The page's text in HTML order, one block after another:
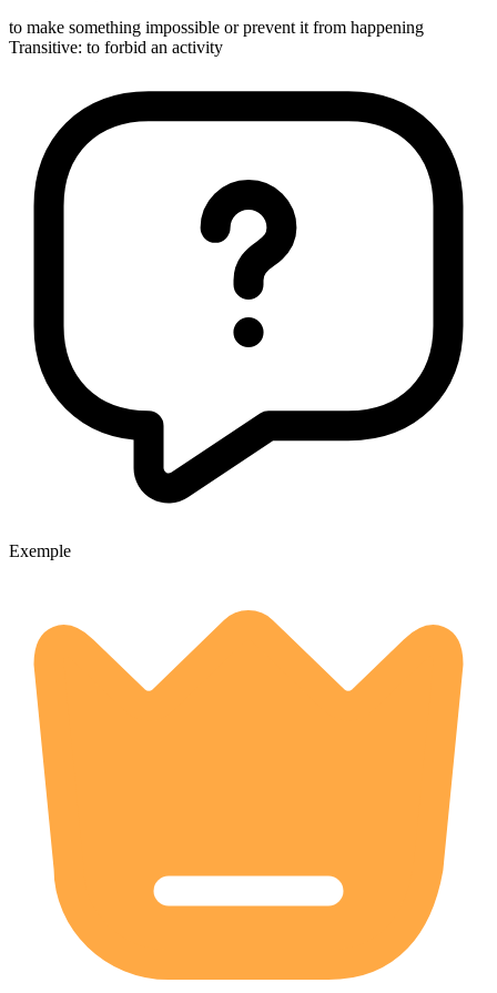
to make something impossible or prevent it from happening
Transitive: to forbid an activity
Exemple